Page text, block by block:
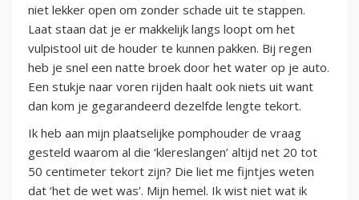
niet lekker open om zonder schade uit te stappen.
Laat staan dat je er makkelijk langs loopt om het
vulpistool uit de houder te kunnen pakken. Bij regen
heb je snel een natte broek door het water op je auto.
Een stukje naar voren rijden haalt ook niets uit want
dan kom je gegarandeerd dezelfde lengte tekort.
Ik heb aan mijn plaatselijke pomphouder de vraag
gesteld waarom al die ‘klereslangen’ altijd net 20 tot
50 centimeter tekort zijn? Die liet me fijntjes weten
dat ‘het de wet was’. Mijn hemel. Ik wist niet wat ik